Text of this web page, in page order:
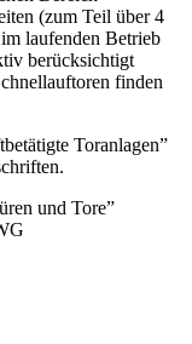
(zum Teil über 4
laufenden Betrieb
berücksichtigt
finden
Toranlagen”
und Tore”